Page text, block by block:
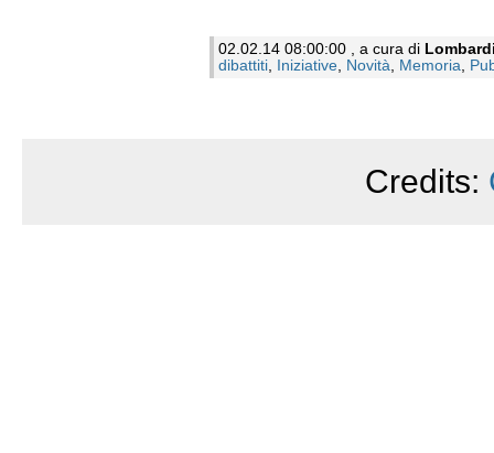
02.02.14 08:00:00 , a cura di
dibattiti Iniziative Novità Memoria
Credits: